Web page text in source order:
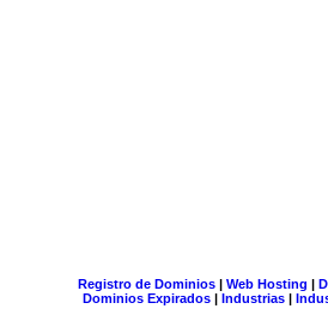
Registro de Dominios| Web Hosting |
Dominios Expirados | Industrias |